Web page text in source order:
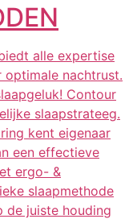
alle expertise
nachtrust.
Contour
slaapstrateeg.
kent eigenaar
een effectieve
ergo- &
slaapmethode
de juiste houding